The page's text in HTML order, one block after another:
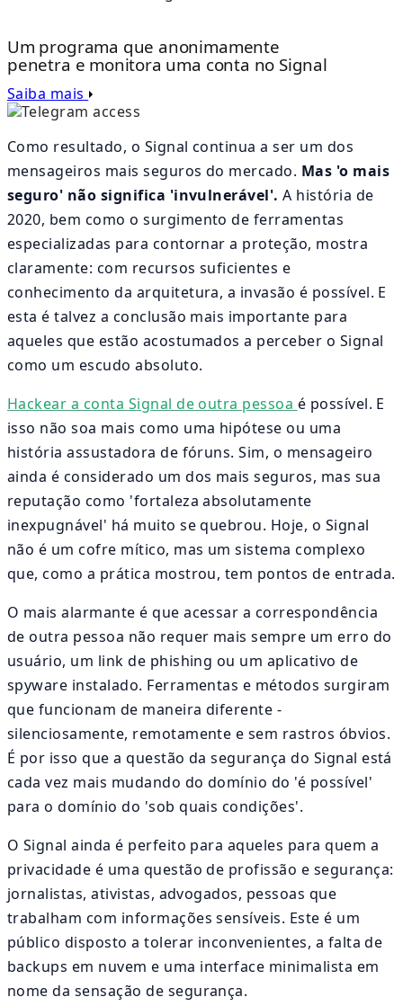
Um programa que anonimamente
penetra e monitora uma conta no Signal
Saiba mais
Como resultado, o Signal continua a ser um dos
mensageiros mais seguros do mercado. Mas 'o mais
seguro' não significa 'invulnerável'. A história de
2020, bem como o surgimento de ferramentas
especializadas para contornar a proteção, mostra
claramente: com recursos suficientes e
conhecimento da arquitetura, a invasão é possível. E
esta é talvez a conclusão mais importante para
aqueles que estão acostumados a perceber o Signal
como um escudo absoluto.
Hackear a conta Signal de outra pessoa é possível. E
isso não soa mais como uma hipótese ou uma
história assustadora de fóruns. Sim, o mensageiro
ainda é considerado um dos mais seguros, mas sua
reputação como 'fortaleza absolutamente
inexpugnável' há muito se quebrou. Hoje, o Signal
não é um cofre mítico, mas um sistema complexo
que, como a prática mostrou, tem pontos de entrada.
O mais alarmante é que acessar a correspondência
de outra pessoa não requer mais sempre um erro do
usuário, um link de phishing ou um aplicativo de
spyware instalado. Ferramentas e métodos surgiram
que funcionam de maneira diferente -
silenciosamente, remotamente e sem rastros óbvios.
É por isso que a questão da segurança do Signal está
cada vez mais mudando do domínio do 'é possível'
para o domínio do 'sob quais condições'.
O Signal ainda é perfeito para aqueles para quem a
privacidade é uma questão de profissão e segurança:
jornalistas, ativistas, advogados, pessoas que
trabalham com informações sensíveis. Este é um
público disposto a tolerar inconvenientes, a falta de
backups em nuvem e uma interface minimalista em
nome da sensação de segurança.